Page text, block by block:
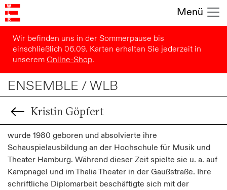
Menü
Wir befinden uns in der Sommerpause bis
einschließlich 06.09. Karten erhalten Sie jederzeit in
unseremOnline-Shop.
ENSEMBLE / WLB
Kristin Göpfert
wurde 1980 geboren und absolvierte ihre
Schauspielausbildung an der Hochschule für Musik und
Theater Hamburg. Während dieser Zeit spielte sie u. a. auf
Kampnagel und im Thalia Theater in der Gaußstraße. Ihre
schriftliche Diplomarbeit beschäftigte sich mit der